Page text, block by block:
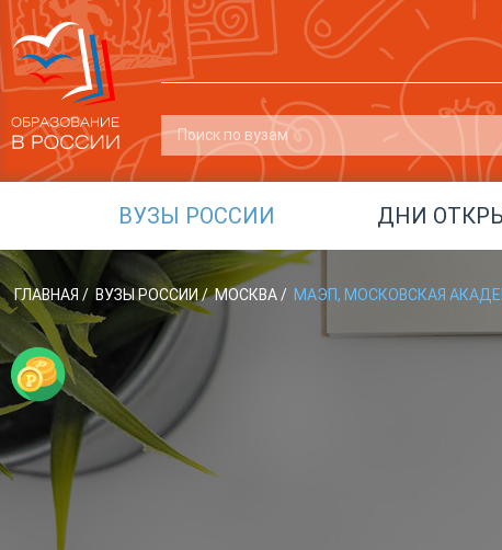
ВУЗЫ РОССИИ ДНИ
ГЛАВНАЯ / ВУЗЫ РОССИИ/ МОСКВА/ МАЭП, МОСКОВСКАЯ